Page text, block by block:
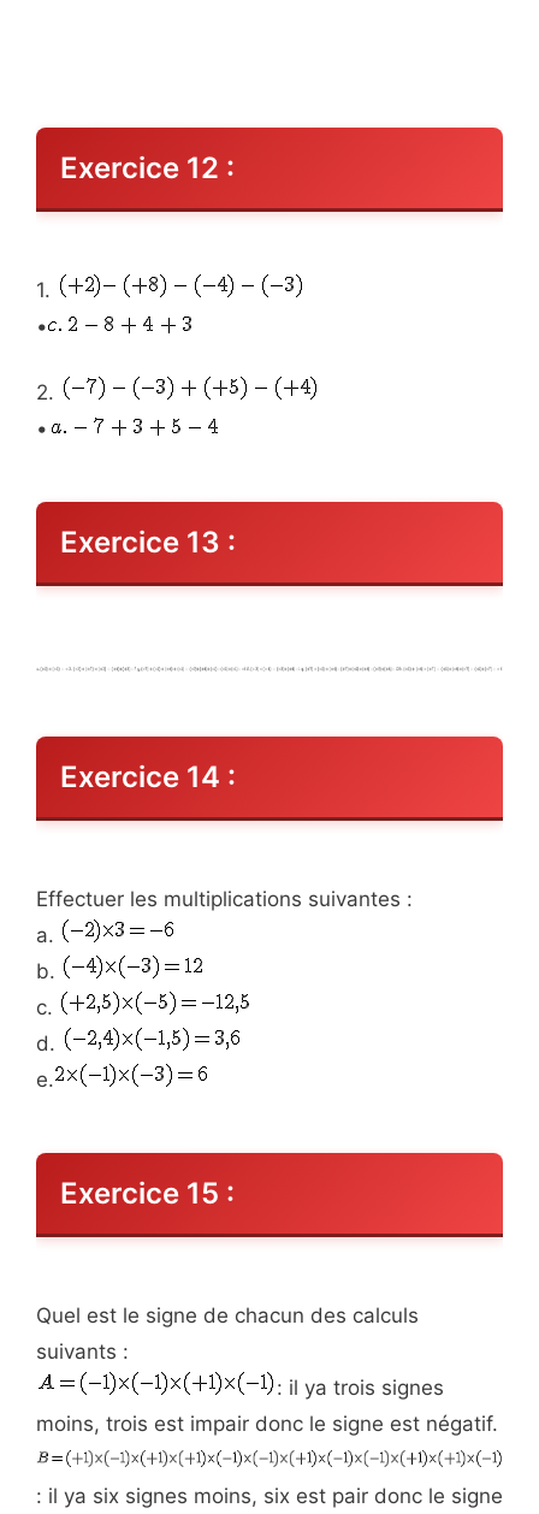
Exercice 12 :
1.
•
2.
•
Exercice 13 :
Exercice 14 :
Effectuer les multiplications suivantes :
a.
b.
c.
d.
e.
Exercice 15 :
Quel est le signe de chacun des calculs
suivants :
: il ya trois signes
moins, trois est impair donc le signe est négatif.
: il ya six signes moins, six est pair donc le signe